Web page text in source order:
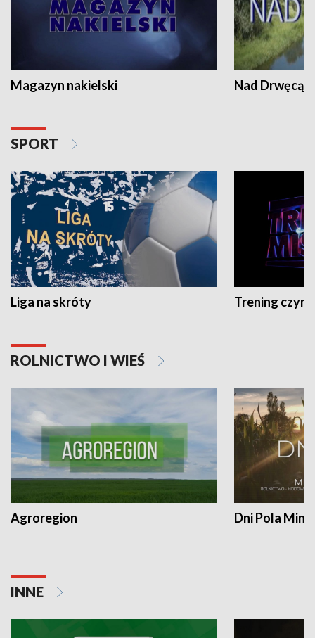
Magazyn nakielski Nad Drwęcą
SPORT
Liga na skróty Trening czyni
ROLNICTWO I WIEŚ
Agroregion Dni Pola
INNE